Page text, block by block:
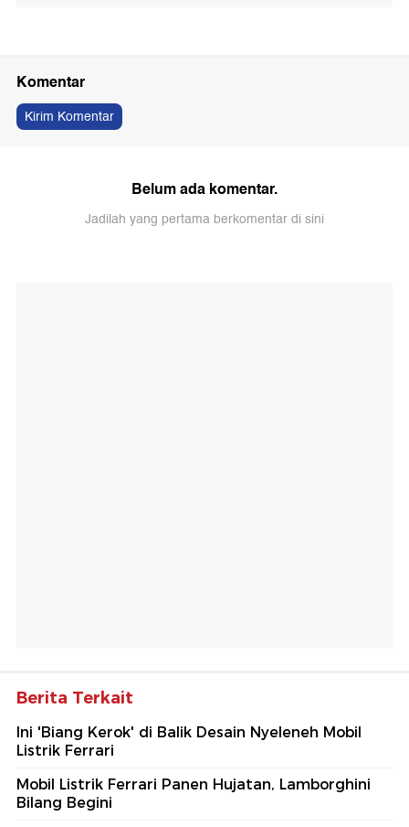
Komentar
Kirim Komentar
Belum ada komentar.
Jadilah yang pertama berkomentar di sini
Berita Terkait
Ini 'Biang Kerok' di Balik Desain Nyeleneh Mobil
Listrik Ferrari
Mobil Listrik Ferrari Panen Hujatan, Lamborghini
Bilang Begini